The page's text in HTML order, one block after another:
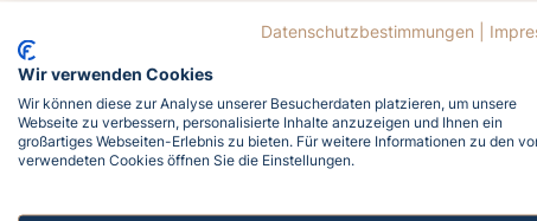
Datenschutzbestimmungen
Wir verwenden Cookies
Wir können diese zur Analyse unserer Besucherdaten platzieren, um unsere
Webseite zu verbessern, personalisierte Inhalte anzuzeigen und Ihnen ein
großartiges Webseiten-Erlebnis zu bieten. Für weitere Informationen zu den
verwendeten Cookies öffnen Sie die Einstellungen.